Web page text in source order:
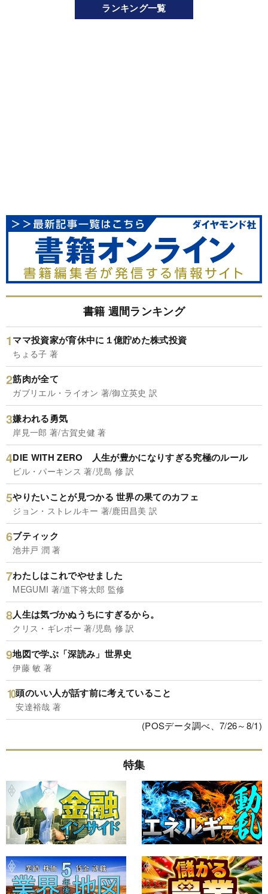
ランキング一覧
書籍 週間ランキング
ママ投資家が育休中に１億貯めた株式投資
ちょる子 著
筋肉が全て
ガブリエル・ライオン 著/御立英史 訳
嫌われる勇気
岸見一郎 著/古賀史健 著
DIE WITH ZERO 人生が豊かになりすぎる究極のルール
ビル・パーキンス 著/児島 修 訳
やりたいことが見つかる 世界の果てのカフェ
ジョン・ストレルキー 著/鹿田昌美 訳
ブティック
池井戸 潤 著
わたしはこれでやせました
MEGUMI 著/道下将太郎 監修
人生は気づかぬうちにすぎるから。
クリス・ギレボー 著/児島 修 訳
地図で学ぶ「深読み」世界史
伊藤 敏 著
頭のいい人が話す前に考えていること
安達裕哉 著
(POSデータ調べ、7/26～8/1)
特集